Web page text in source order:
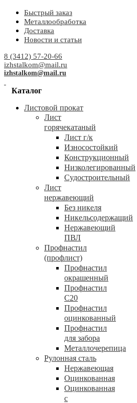
Быстрый заказ
Металлообработка
Доставка
Новости и статьи
8 (3412) 57-20-66
izhstalkom@mail.ru
izhstalkom@mail.ru
Каталог
Листовой прокат
Лист
горячекатаный
Лист г/к
Износостойкий
Конструкционный
Низколегированный
Судостроительный
Лист
нержавеющий
Без никеля
Никельсодержащий
Нержавеющий
ПВЛ
Профнастил
(профлист)
Профнастил
окрашенный
Профнастил
С20
Профнастил
оцинкованный
Профнастил
для забора
Металлочерепица
Рулонная сталь
Нержавеющая
Оцинкованная
Оцинкованная
с